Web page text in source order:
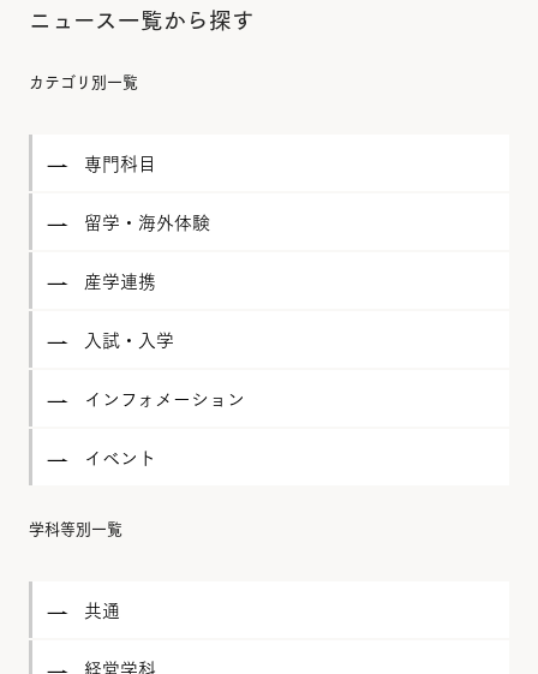
ニュース一覧から探す
カテゴリ別一覧
専門科目
留学・海外体験
産学連携
入試・入学
インフォメーション
イベント
学科等別一覧
共通